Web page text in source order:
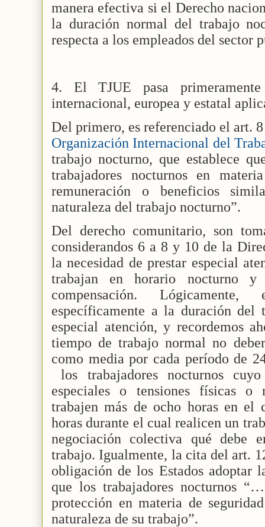
manera efectiva si el Derecho
la duración normal del trabajo
respecta a los empleados del sector
4. El TJUE pasa
internacional, europea y estatal
Del primero, es referenciado el art.
Organización Internacional del
trabajo nocturno, que establece
trabajadores nocturnos en
remuneración o beneficios
naturaleza del trabajo nocturno”.
Del derecho comunitario, son
considerandos 6 a 8 y 10 de la
la necesidad de prestar especial
trabajan en horario nocturno y
compensación.
específicamente a la duración del
especial atención, y recordemos
tiempo de trabajo normal no
como media por cada período de
los trabajadores nocturnos
especiales o tensiones físicas o
trabajen más de ocho horas en el
horas durante el cual realicen un
negociación colectiva qué debe
trabajo. Igualmente, la cita del art.
obligación de los Estados adoptar
que los trabajadores nocturnos
protección en materia de
naturaleza de su trabajo”.